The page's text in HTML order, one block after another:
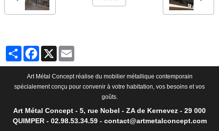
PartagerFacebook
X
Art Métal Concept réalise du mobilier métallique contemporain
spécialement conçu pour convenir à votre habitation, vos besoins et vos
goûts.
Art Métal Concept - 5, rue Nobel - ZA de Kernevez - 29 000
QUIMPER - 02.98.53.34.59 - contact@artmetalconcept.com